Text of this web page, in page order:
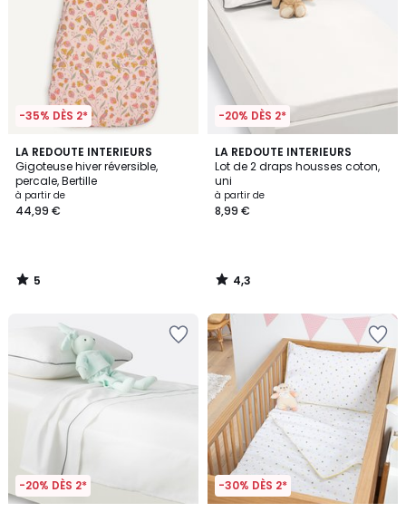
-35% DÈS 2*
LA REDOUTE INTERIEURS
Gigoteuse hiver réversible,
percale, Bertille
à partir de
44,99 €
5
/
5
5
/
-20% DÈS 2*
LA REDOUTE INTERIEURS
Lot de 2 draps housses coton,
uni
à partir de
8,99 €
4,3
/ 5
4,3
/
-20% DÈS 2* -30% DÈS 2*